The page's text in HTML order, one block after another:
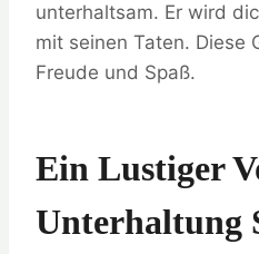
unterhaltsam. Er wird
mit seinen Taten. Diese
Freude und Spaß.
Ein Lustiger
Unterhaltung